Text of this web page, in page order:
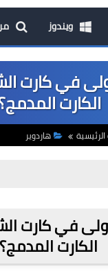
ويندوز
في كارت
الكارت
هاردوير
في كارت
الكارت المدمج؟